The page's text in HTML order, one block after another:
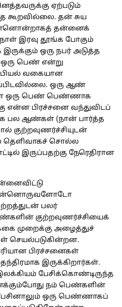
ஏற்படும்
தன் சுய
தன்னைக்
இரவு தூங்க போகும்
ஒரு நபர் அடுத்த
பெண் என்று
வகையான
ஒரு ஆண்
ஒரு பெண் பெண்ணாக
என்ன பிரச்சனை வந்துவிடப்
பல ஆண்கள் (நான் பார்த்த
குற்றவுணர்ச்சியுடன்
தெளிவாகச் சொல்ல
இருப்பதற்கு நேரெதிரான
பலர்
குற்றவுணர்ச்சியைக்
முறைக்கு அழைத்துச்
செயல்படுகின்றன.
பிரச்சனைகள்
இருக்கிறார்கள்.
பேசிக்கொண்டிருந்த
நம் பெண்களின்
ஒரு பெண்ணாகப்